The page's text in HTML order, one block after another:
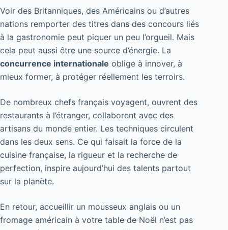
Voir des Britanniques, des Américains ou d’autres
nations remporter des titres dans des concours liés
à la gastronomie peut piquer un peu l’orgueil. Mais
cela peut aussi être une source d’énergie. La
concurrence internationale oblige à innover, à
mieux former, à protéger réellement les terroirs.
De nombreux chefs français voyagent, ouvrent des
restaurants à l’étranger, collaborent avec des
artisans du monde entier. Les techniques circulent
dans les deux sens. Ce qui faisait la force de la
cuisine française, la rigueur et la recherche de
perfection, inspire aujourd’hui des talents partout
sur la planète.
En retour, accueillir un mousseux anglais ou un
fromage américain à votre table de Noël n’est pas